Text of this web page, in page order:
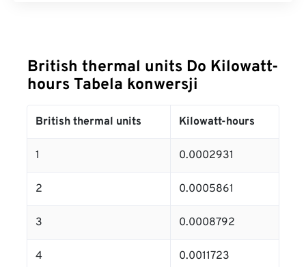
British thermal units Do Kilowatt-
hours Tabela konwersji
British thermal units Kilowatt-hours
1 0.0002931
2 0.0005861
3 0.0008792
4 0.0011723